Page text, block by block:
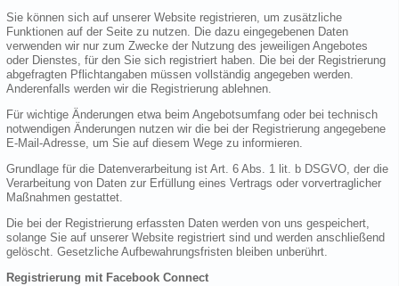
Sie können sich auf unserer Website registrieren, um zusätzliche
Funktionen auf der Seite zu nutzen. Die dazu eingegebenen Daten
verwenden wir nur zum Zwecke der Nutzung des jeweiligen Angebotes
oder Dienstes, für den Sie sich registriert haben. Die bei der Registrierung
abgefragten Pflichtangaben müssen vollständig angegeben werden.
Anderenfalls werden wir die Registrierung ablehnen.
Für wichtige Änderungen etwa beim Angebotsumfang oder bei technisch
notwendigen Änderungen nutzen wir die bei der Registrierung angegebene
E-Mail-Adresse, um Sie auf diesem Wege zu informieren.
Grundlage für die Datenverarbeitung ist Art. 6 Abs. 1 lit. b DSGVO, der die
Verarbeitung von Daten zur Erfüllung eines Vertrags oder vorvertraglicher
Maßnahmen gestattet.
Die bei der Registrierung erfassten Daten werden von uns gespeichert,
solange Sie auf unserer Website registriert sind und werden anschließend
gelöscht. Gesetzliche Aufbewahrungsfristen bleiben unberührt.
Registrierung mit Facebook Connect